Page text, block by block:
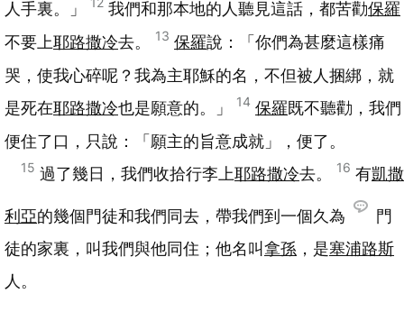
人手裏。」 我們和那本地的人聽見這話，都苦勸保羅
不要上耶路撒冷去。 13 保羅說：「你們為甚麼這樣痛
哭，使我心碎呢？我為主耶穌的名，不但被人捆綁，就
是死在耶路撒冷也是願意的。」 14 保羅既不聽勸，我們
便住了口，只說：「願主的旨意成就」，便了。
15 過了幾日，我們收拾行李上耶路撒冷去。 16 有凱撒
利亞的幾個門徒和我們同去，帶我們到一個久為
門
徒的家裏，叫我們與他同住；他名叫拿孫 ，是塞浦路斯
人。